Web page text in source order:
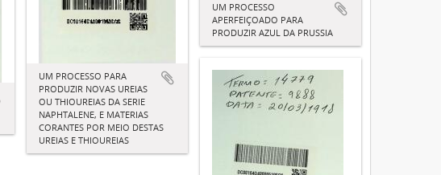
UM PROCESSO PARA
PRODUZIR NOVAS UREIAS
OU THIOUREIAS DA SERIE
NAPHTALENE, E MATERIAS
CORANTES POR MEIO DESTAS
UREIAS E THIOUREIAS
UM PROCESSO
APERFEIÇOADO PARA
PRODUZIR AZUL DA PRUSSIA